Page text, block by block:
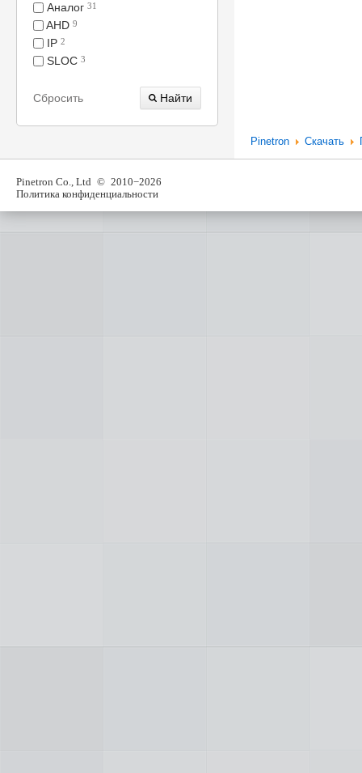
Аналог 31
AHD 9
IP 2
SLOC 3
Сбросить
Pinetron Скачать
Pinetron Co., Ltd © 2010−2026
Политика конфиденциальности